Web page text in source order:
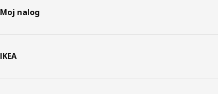
Moj nalog
IKEA